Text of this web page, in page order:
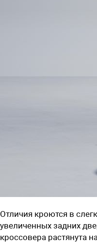
Отличия кроются в
увеличенных задних
кроссовера растянута